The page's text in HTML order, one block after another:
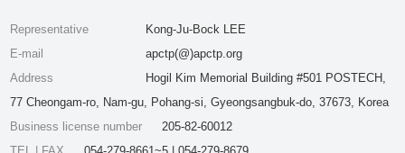
Representative
Kong-Ju-Bock LEE
E-mail
apctp(@)apctp.org
Address
Hogil Kim Memorial Building #501 POSTECH,
77 Cheongam-ro, Nam-gu, Pohang-si, Gyeongsangbuk-do, 37673, Korea
Business license number
205-82-60012